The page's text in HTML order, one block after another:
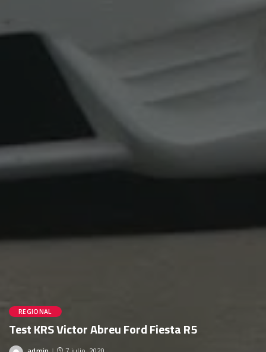
REGIONAL
Test KRS Victor Abreu Ford Fiesta R5